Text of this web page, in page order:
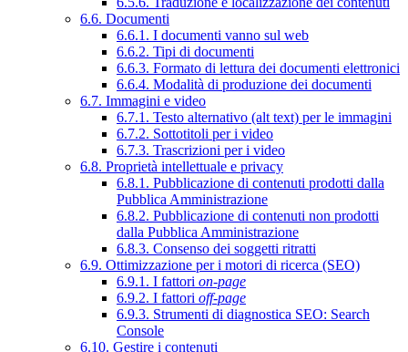
6.6. Documenti
6.6.1. I documenti vanno sul web
6.6.2. Tipi di documenti
6.6.3. Formato di lettura dei documenti elettronici
6.6.4. Modalità di produzione dei documenti
6.7. Immagini e video
6.7.1. Testo alternativo (alt text) per le immagini
6.7.2. Sottotitoli per i video
6.7.3. Trascrizioni per i video
6.8. Proprietà intellettuale e privacy
6.8.1. Pubblicazione di contenuti prodotti dalla
Pubblica Amministrazione
6.8.2. Pubblicazione di contenuti non prodotti
dalla Pubblica Amministrazione
6.8.3. Consenso dei soggetti ritratti
6.9. Ottimizzazione per i motori di ricerca (SEO)
6.9.1. I fattori on-page
6.9.2. I fattori off-page
6.9.3. Strumenti di diagnostica SEO: Search
Console
6.10. Gestire i contenuti